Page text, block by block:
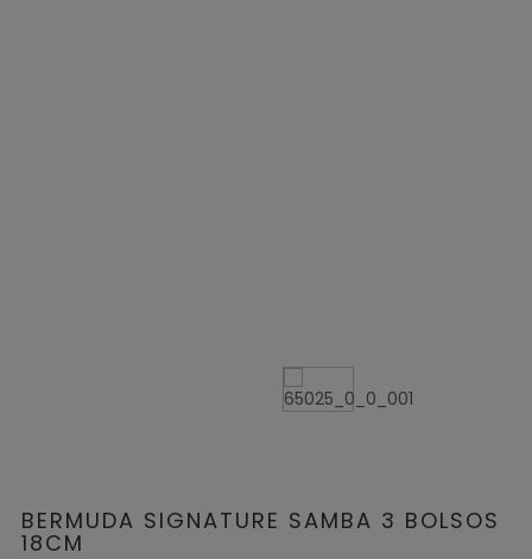
BERMUDA SIGNATURE SAMBA 3 BOLSOS
18CM